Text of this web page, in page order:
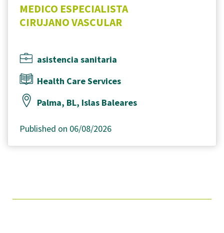
MEDICO ESPECIALISTA
CIRUJANO VASCULAR
asistencia sanitaria
Health Care Services
Palma, BL, Islas Baleares
Published on 06/08/2026